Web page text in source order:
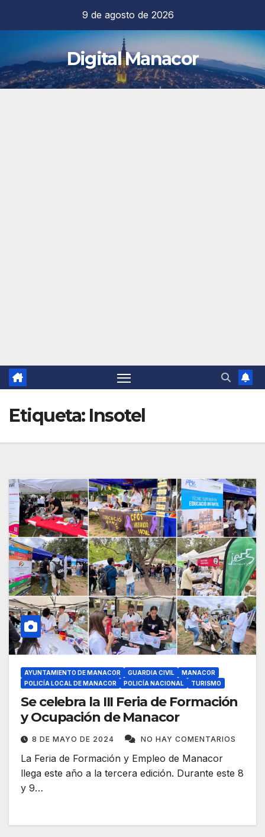
contenido
9 de agosto de 2026
Digital Manacor
Etiqueta: Insotel
AYUNTAMIENTO DE MANACOR GUARDIA CIVIL
MANACOR
POLICÍA LOCAL DE MANACOR
POLICÍA NACIONAL TURISMO
Se celebra la III Feria de Formación
y Ocupación de Manacor
8 DE MAYO DE 2024 NO HAY COMENTARIOS
La Feria de Formación y Empleo de Manacor
llega este año a la tercera edición. Durante este 8
y 9…